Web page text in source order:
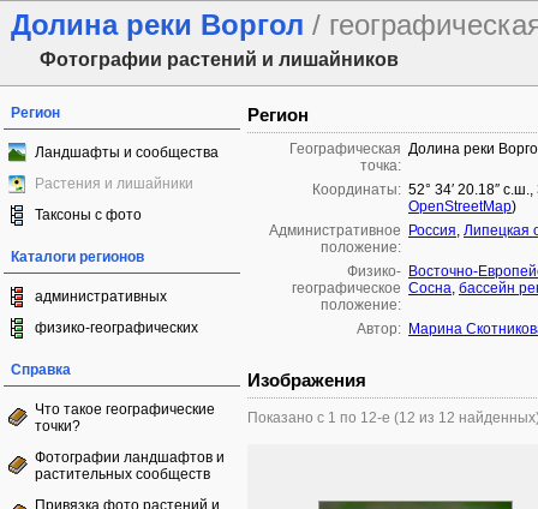
Долина реки Воргол /
Фотографии растений и лишайников
Регион
Ландшафты и сообщества
Растения и лишайники
Таксоны с фото
Каталоги регионов
административных
физико-географических
Справка
Что такое географические
точки?
Фотографии ландшафтов и
растительных сообществ
Привязка фото растений и
Регион
Географическая
точка:
Долина реки
Координаты: 52° 34′ 20.18″
OpenStreetMap)
Административное
положение:
Россия, Липецкая
Физико-
географическое
положение:
Восточно-
Сосна, бассейн
Автор: Марина
Изображения
Показано с 1 по 12-е (12 из 12